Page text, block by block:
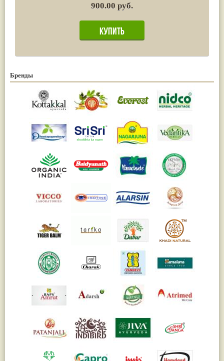
900.00 руб.
Бренды